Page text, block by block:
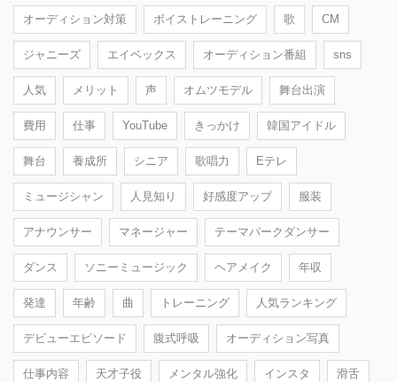
オーディション対策 ボイストレーニング 歌 CM
ジャニーズ エイベックス オーディション番組 sns
人気 メリット 声 オムツモデル 舞台出演
費用 仕事 YouTube きっかけ 韓国アイドル
舞台 養成所 シニア 歌唱力 Eテレ
ミュージシャン 人見知り 好感度アップ 服装
アナウンサー マネージャー テーマパークダンサー
ダンス ソニーミュージック ヘアメイク 年収
発達 年齢 曲 トレーニング 人気ランキング
デビューエピソード 腹式呼吸 オーディション写真
仕事内容 天才子役 メンタル強化 インスタ 滑舌